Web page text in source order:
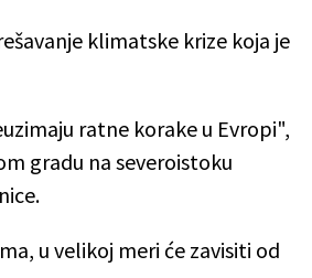
klimatske krize koja je
ratne korake u Evropi",
gradu na severoistoku
u velikoj meri će zavisiti od